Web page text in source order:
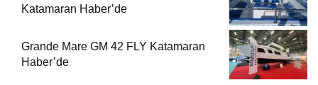
Katamaran Haber’de
Grande Mare GM 42 FLY Katamaran
Haber’de